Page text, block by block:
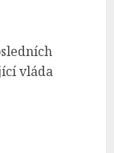
vláda